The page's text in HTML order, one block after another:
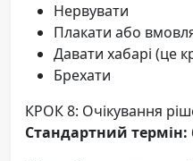
Нервувати
Плакати або
Давати хабарі (це
Брехати
КРОК 8: Очікування
Стандартний термін: